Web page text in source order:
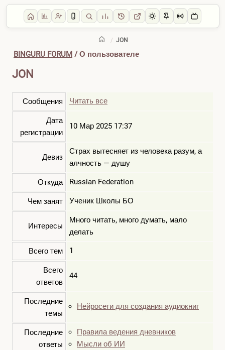
/ JON
BINGURU FORUM / О пользователе
JON
Сообщения Читать все
Дата
регистрации
10 Мар 2025 17:37
Девиз
Страх вытесняет из человека разум, а
алчность — душу
Откуда Russian Federation
Чем занят Ученик Школы БО
Интересы
Много читать, много думать, мало
делать
Всего тем 1
Всего
ответов
44
Последние
темы
Нейросети для создания аудиокниг
Последние
ответы
Правила ведения дневников
Мысли об ИИ